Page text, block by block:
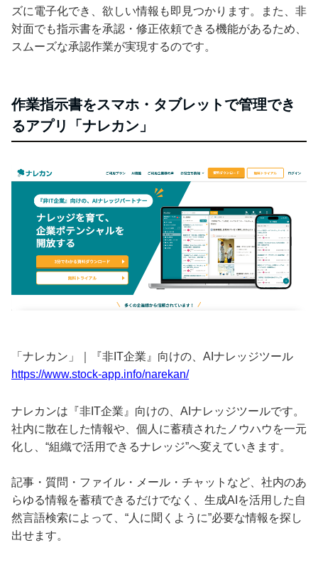
ズに電子化でき、欲しい情報も即見つかります。また、非
対面でも指示書を承認・修正依頼できる機能があるため、
スムーズな承認作業が実現するのです。
作業指示書をスマホ・タブレットで管理でき
るアプリ「ナレカン」
「ナレカン」｜『非IT企業』向けの、AIナレッジツール
https://www.stock-app.info/narekan/
ナレカンは『非IT企業』向けの、AIナレッジツールです。
社内に散在した情報や、個人に蓄積されたノウハウを一元
化し、“組織で活用できるナレッジ”へ変えていきます。
記事・質問・ファイル・メール・チャットなど、社内のあ
らゆる情報を蓄積できるだけでなく、生成AIを活用した自
然言語検索によって、“人に聞くように”必要な情報を探し
出せます。